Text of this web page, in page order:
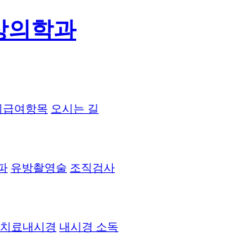
의학과
급여항목 오시는 길
유방촬영술 조직검사
치료내시경 내시경 소독